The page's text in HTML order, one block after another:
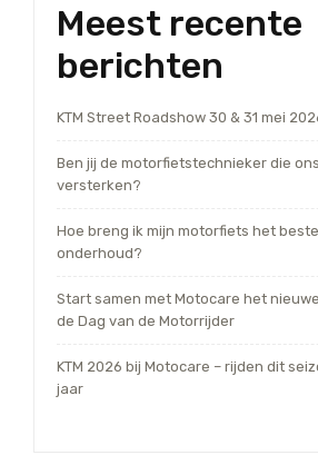
Meest recente
berichten
KTM Street Roadshow 30 & 31 mei
Ben jij de motorfietstechnieker die
versterken?
Hoe breng ik mijn motorfiets het
onderhoud?
Start samen met Motocare het
de Dag van de Motorrijder
KTM 2026 bij Motocare – rijden dit
jaar